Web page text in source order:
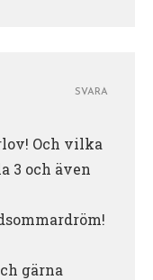
Och vilka
3 och även
gärna
SVARA